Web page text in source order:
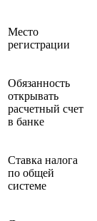
Место
регистрации
Обязанность
открывать
расчетный счет
в банке
Ставка налога
по общей
системе